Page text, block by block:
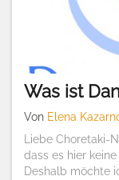
Was ist
Von Elena
Liebe Choretaki-
dass es hier
Deshalb möchte